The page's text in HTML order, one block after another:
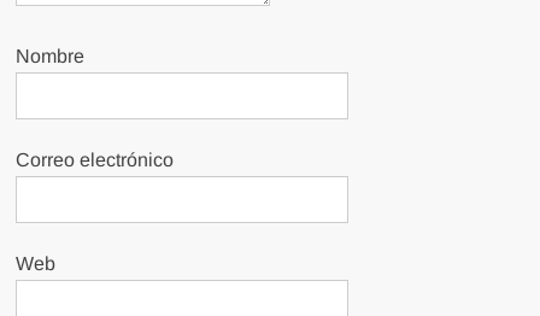
Nombre
Correo electrónico
Web